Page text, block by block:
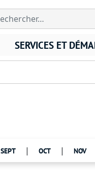
SERVICES ET
SEPT | OCT | NOV